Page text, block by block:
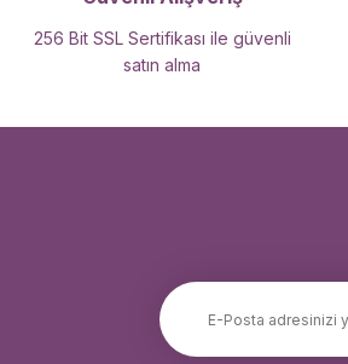
256 Bit SSL Sertifikası ile güvenli
satın alma